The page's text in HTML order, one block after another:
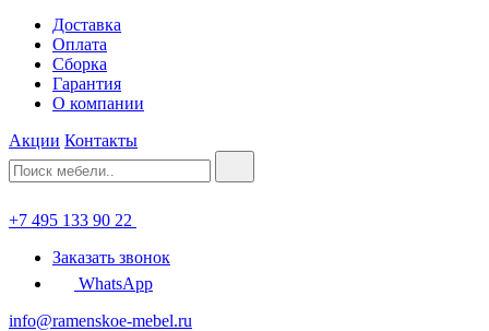
Доставка
Оплата
Сборка
Гарантия
О компании
Акции Контакты
+7 495 133 90 22
Заказать звонок
WhatsApp
info@ramenskoe-mebel.ru